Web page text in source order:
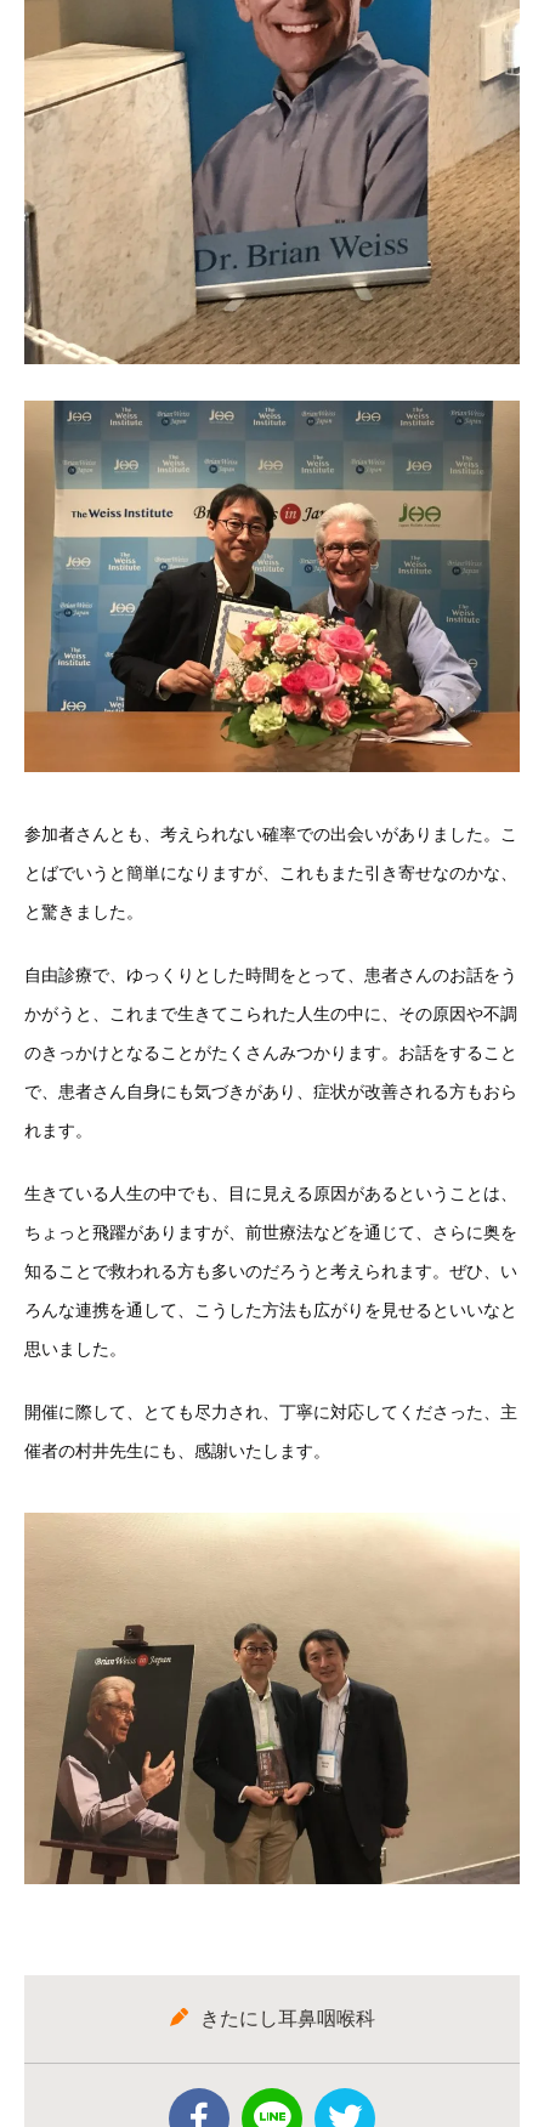
参加者さんとも、考えられない確率での出会いがありました。こ
とばでいうと簡単になりますが、これもまた引き寄せなのかな、
と驚きました。
自由診療で、ゆっくりとした時間をとって、患者さんのお話をう
かがうと、これまで生きてこられた人生の中に、その原因や不調
のきっかけとなることがたくさんみつかります。お話をすること
で、患者さん自身にも気づきがあり、症状が改善される方もおら
れます。
生きている人生の中でも、目に見える原因があるということは、
ちょっと飛躍がありますが、前世療法などを通じて、さらに奥を
知ることで救われる方も多いのだろうと考えられます。ぜひ、い
ろんな連携を通して、こうした方法も広がりを見せるといいなと
思いました。
開催に際して、とても尽力され、丁寧に対応してくださった、主
催者の村井先生にも、感謝いたします。
きたにし耳鼻咽喉科